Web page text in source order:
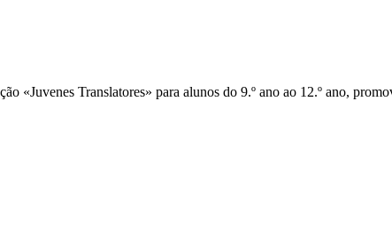
«Juvenes Translatores» para alunos do 9.º ano ao 12.º ano,